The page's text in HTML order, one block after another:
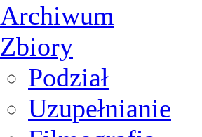
Archiwum
Zbiory
Podział
Uzupełnianie